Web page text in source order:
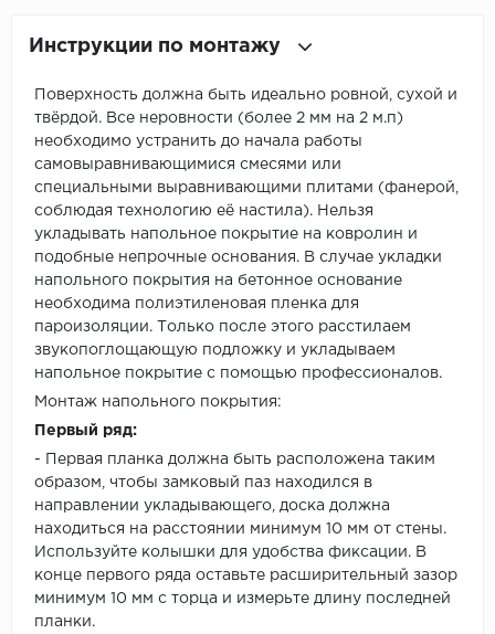
Инструкции по монтажу
Поверхность должна быть идеально ровной, сухой и
твёрдой. Все неровности (более 2 мм на 2 м.п)
необходимо устранить до начала работы
самовыравнивающимися смесями или
специальными выравнивающими плитами (фанерой,
соблюдая технологию её настила). Нельзя
укладывать напольное покрытие на ковролин и
подобные непрочные основания. В случае укладки
напольного покрытия на бетонное основание
необходима полиэтиленовая пленка для
пароизоляции. Только после этого расстилаем
звукопоглощающую подложку и укладываем
напольное покрытие с помощью профессионалов.
Монтаж напольного покрытия:
Первый ряд:
- Первая планка должна быть расположена таким
образом, чтобы замковый паз находился в
направлении укладывающего, доска должна
находиться на расстоянии минимум 10 мм от стены.
Используйте колышки для удобства фиксации. В
конце первого ряда оставьте расширительный зазор
минимум 10 мм с торца и измерьте длину последней
планки.